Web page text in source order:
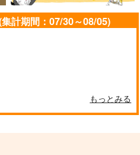
計期間：07/30～08/05)
もっとみる